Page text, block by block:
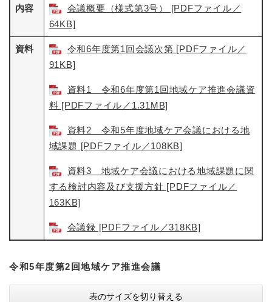
内容
会議概要（様式第3号） [PDFファイル／
64KB]
資料
令和6年度第1回会議次第 [PDFファイル／
91KB]
資料1 令和6年度第1回地域ケア推進会議資
料 [PDFファイル／1.31MB]
資料2 令和5年度地域ケア会議における地
域課題 [PDFファイル／108KB]
資料3 地域ケア会議における地域課題に関
する検討内容及び支援方針 [PDFファイル／
163KB]
会議録 [PDFファイル／318KB]
令和5年度第2回地域ケア推進会議
表のサイズを切り替える